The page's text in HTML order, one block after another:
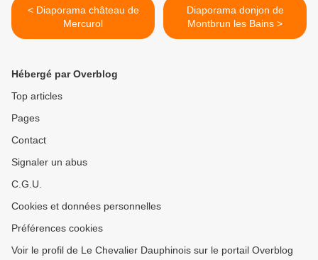
< Diaporama château de
Mercurol
Diaporama donjon de
Montbrun les Bains >
Hébergé par Overblog
Top articles
Pages
Contact
Signaler un abus
C.G.U.
Cookies et données personnelles
Préférences cookies
Voir le profil de Le Chevalier Dauphinois sur le portail Overblog